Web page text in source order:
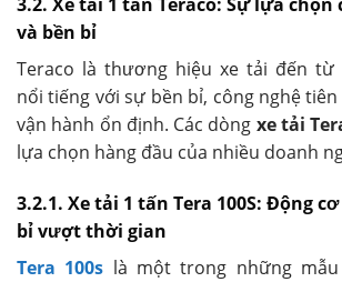
và bền bỉ
Teraco là thương hiệu xe tải đến từ
nổi tiếng với sự bền bỉ, công nghệ
vận hành ổn định. Các dòng xe tải
lựa chọn hàng đầu của nhiều doanh
3.2.1. Xe tải 1 tấn Tera 100S: Động
bỉ vượt thời gian
Tera 100s là một trong những